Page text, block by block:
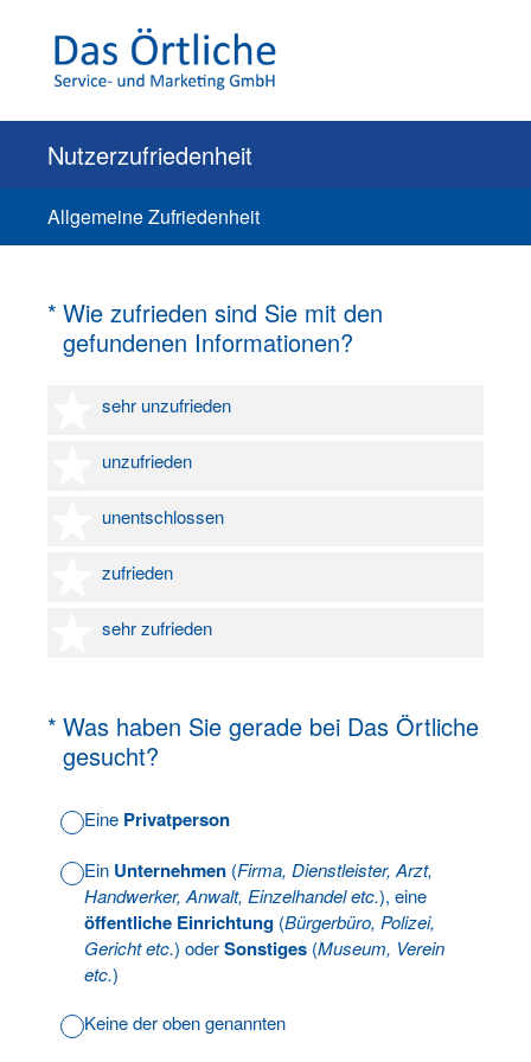
Nutzerzufriedenheit
Allgemeine Zufriedenheit
* Wie zufrieden sind Sie mit den
gefundenen Informationen?
(Erforderlich.)
sehr unzufrieden
1 Stern
unzufrieden
2 Sterne
unentschlossen
3 Sterne
zufrieden
4 Sterne
sehr zufrieden
5 Sterne
* Was haben Sie gerade bei Das Örtliche
gesucht?
(Erforderlich.)
Eine Privatperson
Ein Unternehmen (Firma, Dienstleister, Arzt,
Handwerker, Anwalt, Einzelhandel etc.), eine
öffentliche Einrichtung (Bürgerbüro, Polizei,
Gericht etc.) oderSonstiges (Museum, Verein
etc.)
Keine der oben genannten